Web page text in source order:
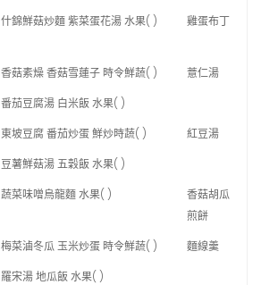
什錦鮮菇炒麵 紫菜蛋花湯 水果( ) 雞蛋布丁
香菇素燥 香菇雪蓮子 時令鮮蔬( )
薏仁湯
番茄豆腐湯 白米飯 水果( )
東坡豆腐 番茄炒蛋 鮮炒時蔬( )
紅豆湯
豆薯鮮菇湯 五穀飯 水果( )
蔬菜味噌烏龍麵 水果( )
香菇胡瓜
煎餅
梅菜滷冬瓜 玉米炒蛋 時令鮮蔬( )
麵線羹
羅宋湯 地瓜飯 水果( )